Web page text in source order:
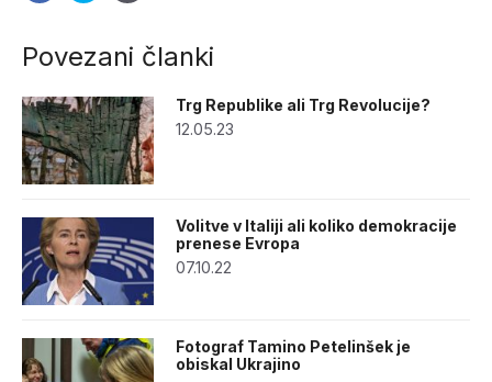
Povezani članki
Trg Republike ali Trg Revolucije?
12.05.23
Volitve v Italiji ali koliko demokracije
prenese Evropa
07.10.22
Fotograf Tamino Petelinšek je
obiskal Ukrajino